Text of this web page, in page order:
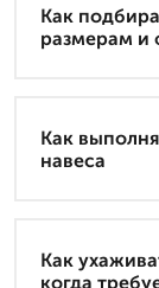
Как
размерам и
Как
навеса
Как
когда